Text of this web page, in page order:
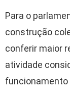
Para o
construção
conferir maior
atividade
funcionamento